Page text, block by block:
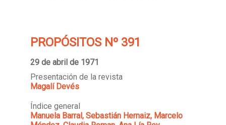
PROPÓSITOS Nº 391
29 de abril de 1971
Presentación de la revista
Magalí Devés
Índice general
Manuela Barral, Sebastián Hernaiz, Marcelo